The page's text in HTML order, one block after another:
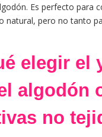
Es perfecto para
natural, pero no tanto
elegir el
algodón
no